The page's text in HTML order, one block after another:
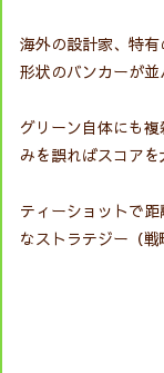
海外の設計家、特
形状のバンカーが並
グリーン自体にも
みを誤ればスコアを
ティーショットで
なストラテジー（戦